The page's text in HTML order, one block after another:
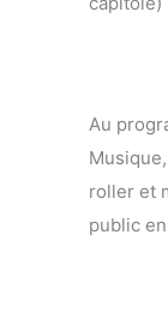
Au
roller et
public